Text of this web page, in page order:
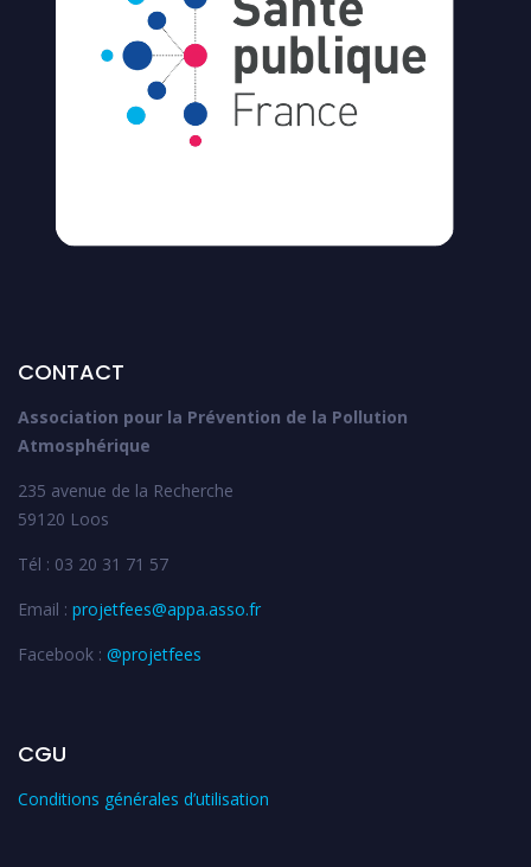
CONTACT
Association pour la Prévention de la Pollution
Atmosphérique
235 avenue de la Recherche
59120 Loos
Tél : 03 20 31 71 57
Email : projetfees@appa.asso.fr
Facebook : @projetfees
CGU
Conditions générales d’utilisation